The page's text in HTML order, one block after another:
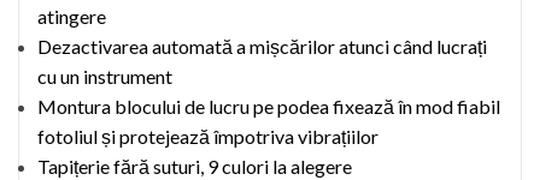
atingere
Dezactivarea automată a mișcărilor atunci când lucrați
cu un instrument
Montura bloculuide lucru pe podea fixează în mod fiabil
fotoliul și protejează împotriva vibrațiilor
Tapițerie fără suturi, 9 culori la alegere